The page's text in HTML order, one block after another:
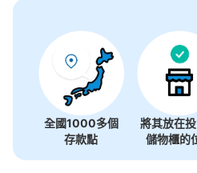
全國1000多個
存款點
將其放在
儲物櫃的